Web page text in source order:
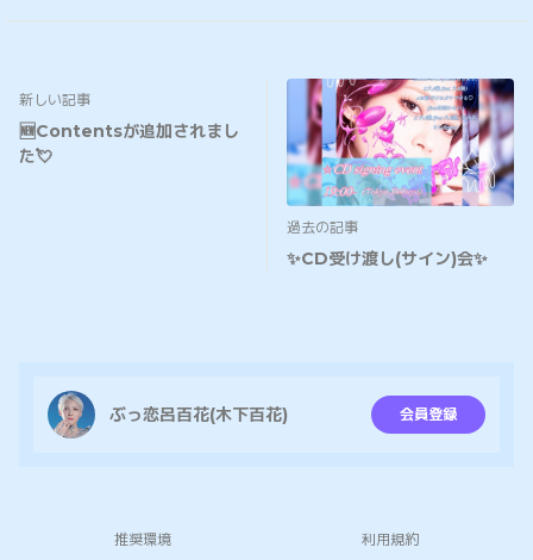
新しい記事
🆕Contentsが追加されまし
た💘
過去の記事
✨CD受け渡し(サイン)会✨
ぶっ恋呂百花(木下百花) 会員登録
推奨環境 利用規約